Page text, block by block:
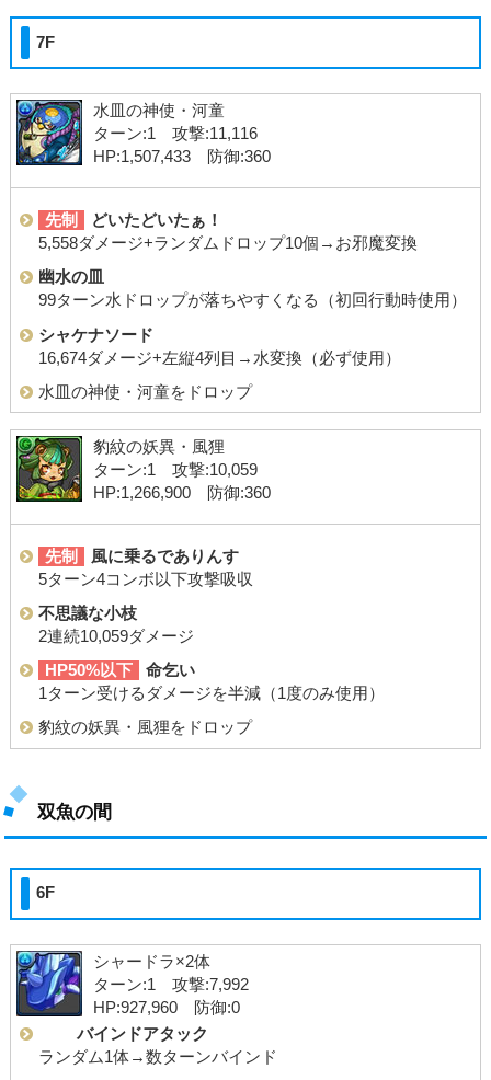
7F
水皿の神使・河童
ターン:1 攻撃:11,116
HP:1,507,433 防御:360
先制
どいたどいたぁ！
5,558ダメージ+ランダムドロップ10個→お邪魔変換
幽水の皿
99ターン水ドロップが落ちやすくなる（初回行動時使用）
シャケナソード
16,674ダメージ+左縦4列目→水変換（必ず使用）
水皿の神使・河童をドロップ
豹紋の妖異・風狸
ターン:1 攻撃:10,059
HP:1,266,900 防御:360
先制
風に乗るでありんす
5ターン4コンボ以下攻撃吸収
不思議な小枝
2連続10,059ダメージ
HP50%以下
命乞い
1ターン受けるダメージを半減（1度のみ使用）
豹紋の妖異・風狸をドロップ
双魚の間
6F
シャードラ×2体
ターン:1 攻撃:7,992
HP:927,960 防御:0
バインドアタック
ランダム1体→数ターンバインド